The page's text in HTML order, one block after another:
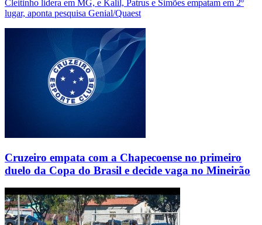
Cleitinho lidera em MG, e Kalil, Patrus e Simões empatam em 2º
lugar, aponta pesquisa Genial/Quaest
Cruzeiro empata com a Chapecoense no primeiro
duelo da Copa do Brasil e decide vaga no Mineirão